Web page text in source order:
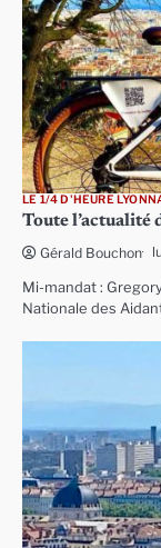
LE 1/4 D'HEURE
Toute l’actualité
Gérald Bouchon
Mi-mandat :
Nationale des